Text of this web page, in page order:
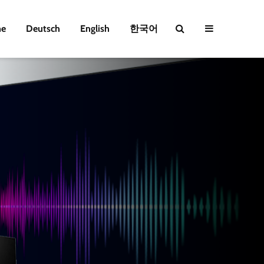
Deutsch English 한국어